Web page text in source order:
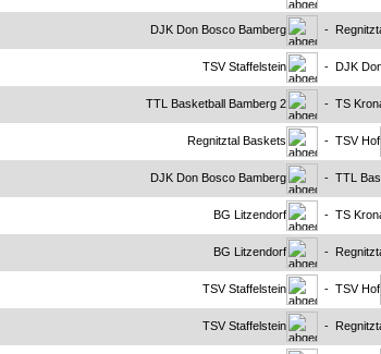
DJK Don Bosco Bamberg -
TSV Staffelstein - DJK
TTL Basketball Bamberg 2 - TS
Regnitztal Baskets - TSV Hof
DJK Don Bosco Bamberg - TTL
BG Litzendorf - TS
BG Litzendorf -
TSV Staffelstein - TSV Hof
TSV Staffelstein -